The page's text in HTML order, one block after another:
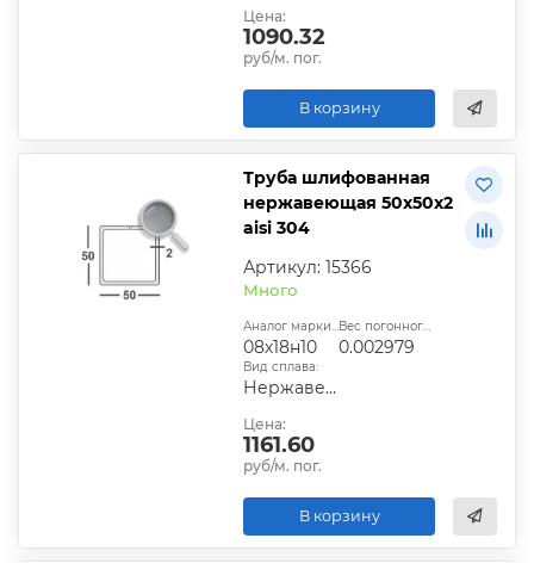
Цена:
1090.32
руб/м. пог.
В корзину
Труба шлифованная
нержавеющая 50х50х2
aisi 304
Артикул: 15366
Много
Аналог марки стали:
08х18н10
Вес погонного метра, т.:
0.002979
Вид сплава:
Нержавеющий
Цена:
1161.60
руб/м. пог.
В корзину